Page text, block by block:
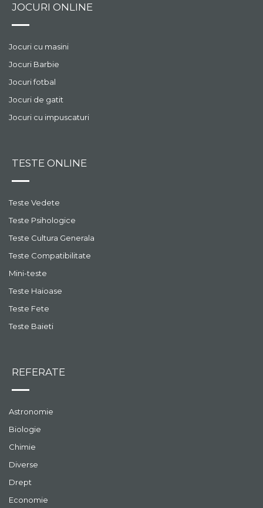
JOCURI ONLINE
Jocuri cu masini
Jocuri Barbie
Jocuri fotbal
Jocuri de gatit
Jocuri cu impuscaturi
TESTE ONLINE
Teste Vedete
Teste Psihologice
Teste Cultura Generala
Teste Compatibilitate
Mini-teste
Teste Haioase
Teste Fete
Teste Baieti
REFERATE
Astronomie
Biologie
Chimie
Diverse
Drept
Economie